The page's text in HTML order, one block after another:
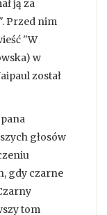
ją za
Przed nim
"W
w
został
głosów
gdy czarne
tom